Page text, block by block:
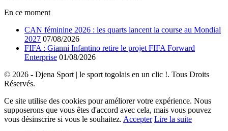
En ce moment
CAN féminine 2026 : les quarts lancent la course au Mondial
2027 07/08/2026
FIFA : Gianni Infantino retire le projet FIFA Forward
Enterprise 01/08/2026
© 2026 - Djena Sport | le sport togolais en un clic !. Tous Droits
Réservés.
Ce site utilise des cookies pour améliorer votre expérience. Nous
supposerons que vous êtes d'accord avec cela, mais vous pouvez
vous désinscrire si vous le souhaitez. Accepter Lire la suite